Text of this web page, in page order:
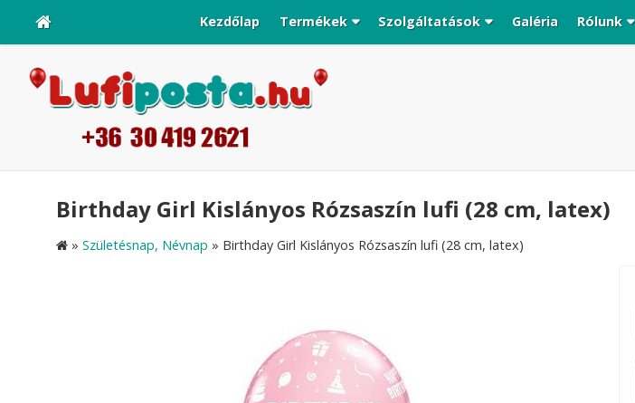
Kezdőlap Termékek Szolgáltatások Galéria Rólunk
Birthday Girl Kislányos Rózsaszín lufi (28 cm, latex)
» Születésnap, Névnap » Birthday Girl Kislányos Rózsaszín lufi (28 cm, latex)